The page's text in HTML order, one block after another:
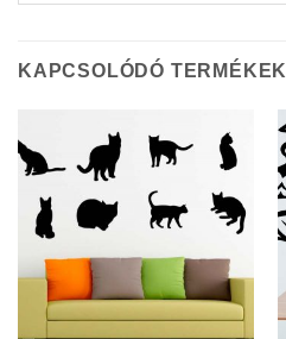
KAPCSOLÓDÓ TERMÉKEK